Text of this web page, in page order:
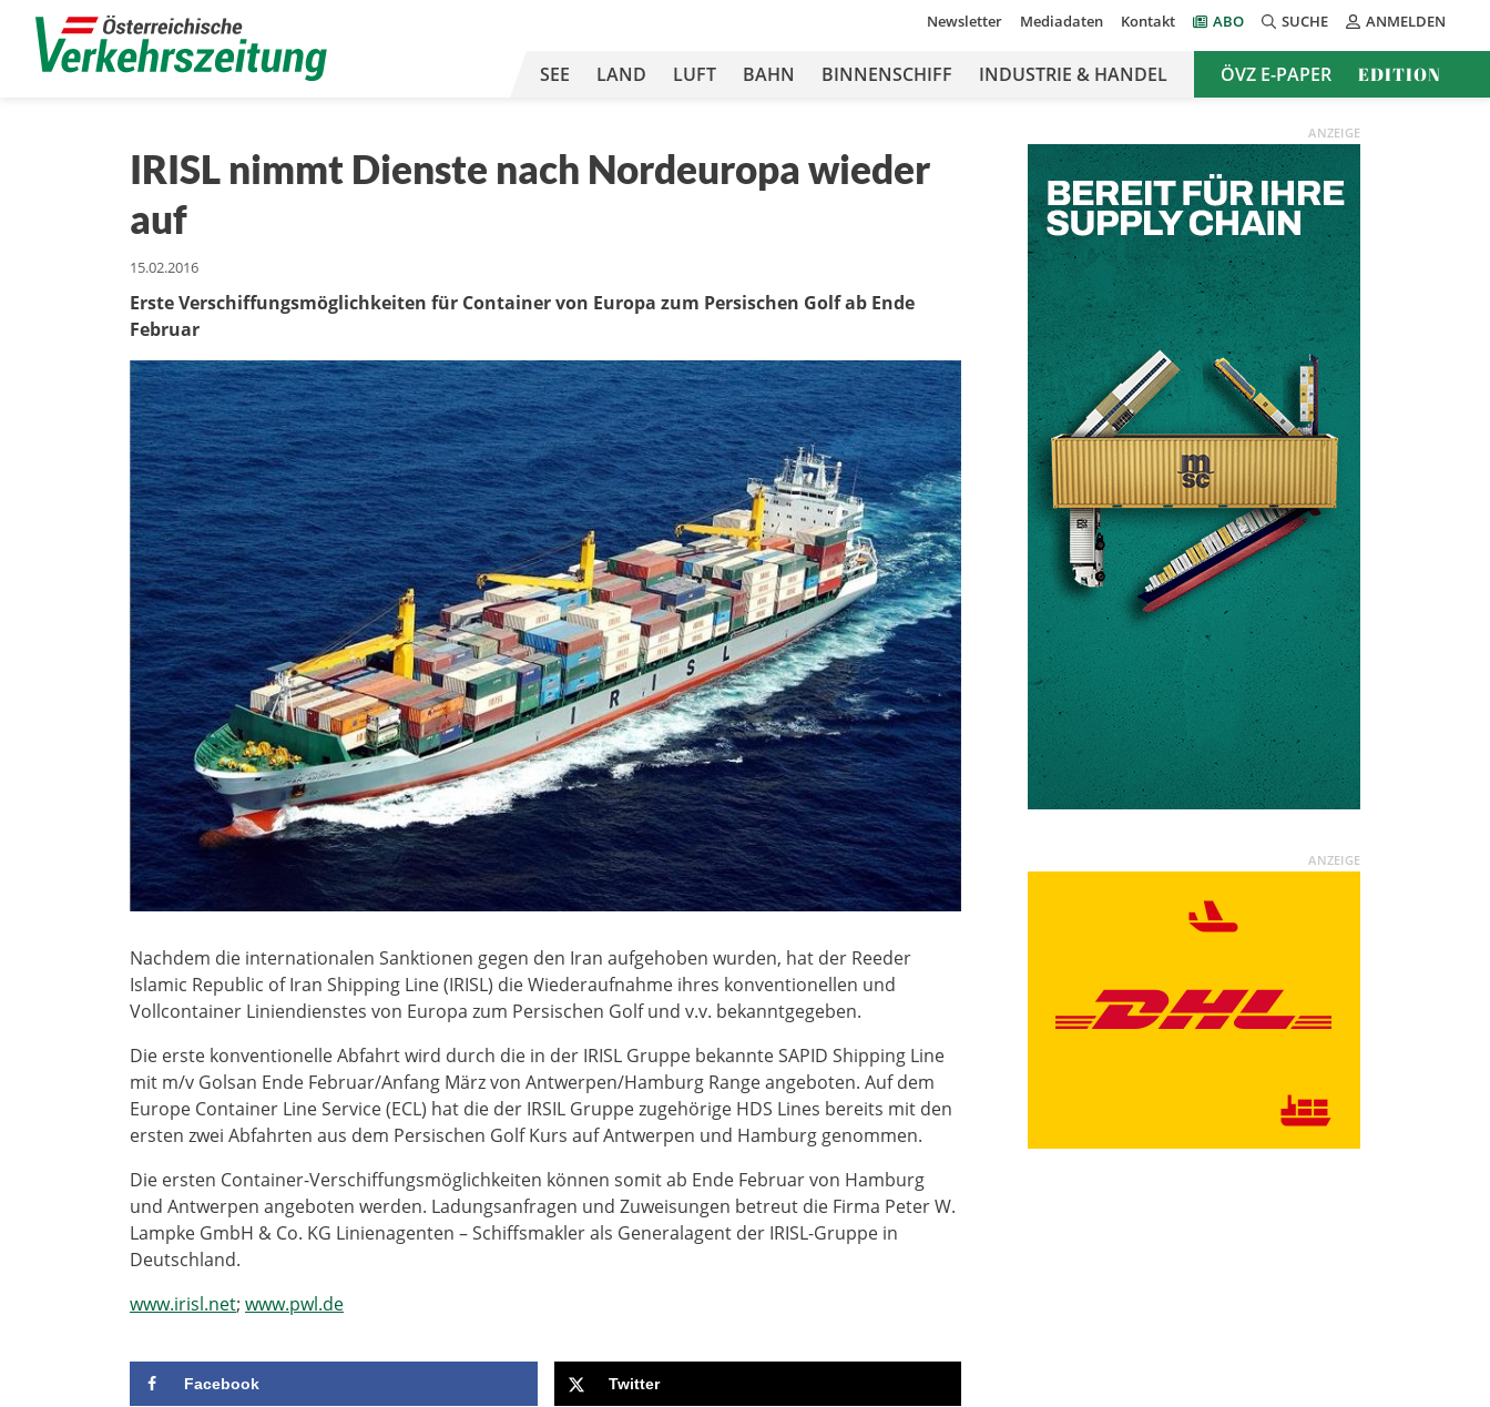
Newsletter Mediadaten Kontakt ABO SUCHE ANMELDEN
SEE LAND LUFT BAHN BINNENSCHIFF INDUSTRIE & HANDEL ÖVZ E-PAPER EDITION
IRISL nimmt Dienste nach Nordeuropa wieder
auf
15.02.2016
Erste Verschiffungsmöglichkeiten für Container von Europa zum Persischen Golf ab Ende
Februar
Nachdem die internationalen Sanktionen gegen den Iran aufgehoben wurden, hat der Reeder
Islamic Republic of Iran Shipping Line (IRISL) die Wiederaufnahme ihres konventionellen und
Vollcontainer Liniendienstes von Europa zum Persischen Golf und v.v. bekanntgegeben.
Die erste konventionelle Abfahrt wird durch die in der IRISL Gruppe bekannte SAPID Shipping Line
mit m/v Golsan Ende Februar/Anfang März von Antwerpen/Hamburg Range angeboten. Auf dem
Europe Container Line Service (ECL) hat die der IRSIL Gruppe zugehörige HDS Lines bereits mit den
ersten zwei Abfahrten aus dem Persischen Golf Kurs auf Antwerpen und Hamburg genommen.
Die ersten Container-Verschiffungsmöglichkeiten können somit ab Ende Februar von Hamburg
und Antwerpen angeboten werden. Ladungsanfragen und Zuweisungen betreut die Firma Peter W.
Lampke GmbH & Co. KG Linienagenten – Schiffsmakler als Generalagent der IRISL-Gruppe in
Deutschland.
www.irisl.net; www.pwl.de
Facebook Twitter
ANZEIGE
ANZEIGE